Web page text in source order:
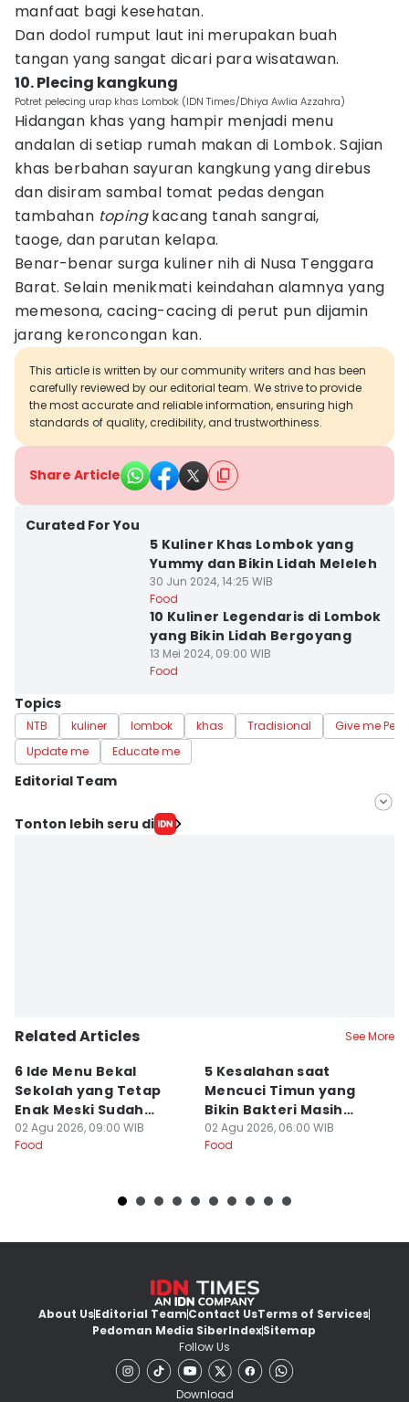
manfaat bagi kesehatan.
Dan dodol rumput laut ini merupakan buah
tangan yang sangat dicari para wisatawan.
10. Plecing kangkung
Potret pelecing urap khas Lombok (IDN Times/Dhiya Awlia Azzahra)
Hidangan khas yang hampir menjadi menu
andalan di setiap rumah makan di Lombok. Sajian
khas berbahan sayuran kangkung yang direbus
dan disiram sambal tomat pedas dengan
tambahan topingkacang tanah sangrai,
taoge, dan parutan kelapa.
Benar-benar surga kuliner nih di Nusa Tenggara
Barat. Selain menikmati keindahan alamnya yang
memesona, cacing-cacing di perut pun dijamin
jarang keroncongan kan.
This article is written by our community writers and has been
carefully reviewed by our editorial team. We strive to provide
the most accurate and reliable information, ensuring high
standards of quality, credibility, and trustworthiness.
Share Article
Curated For You
5 Kuliner Khas Lombok yang
Yummy dan Bikin Lidah Meleleh
30 Jun 2024, 14:25 WIB
Food
10 Kuliner Legendaris di Lombok
yang Bikin Lidah Bergoyang
13 Mei 2024, 09:00 WIB
Food
Topics
NTB kuliner lombok khas Tradisional
Give me
Update me
Educate me
Editorial Team
Editor
Tonton lebih seru di
Related Articles See More
6 Ide Menu Bekal
Sekolah yang Tetap
Enak Meski Sudah
Dingin
02 Agu 2026, 09:00 WIB
Food
5 Kesalahan saat
Mencuci Timun yang
Bikin Bakteri Masih
Nempel
02 Agu 2026, 06:00 WIB
Food
About UsEditorial TeamContact UsTerms of Services
Pedoman Media SiberIndexSitemap
Follow Us
Download